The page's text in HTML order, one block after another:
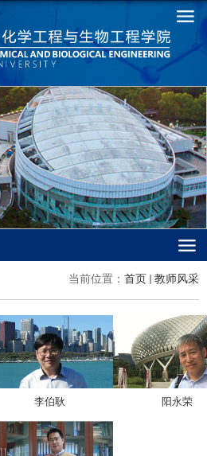
当前位置： 首页 教师风采
李伯耿 阳永荣